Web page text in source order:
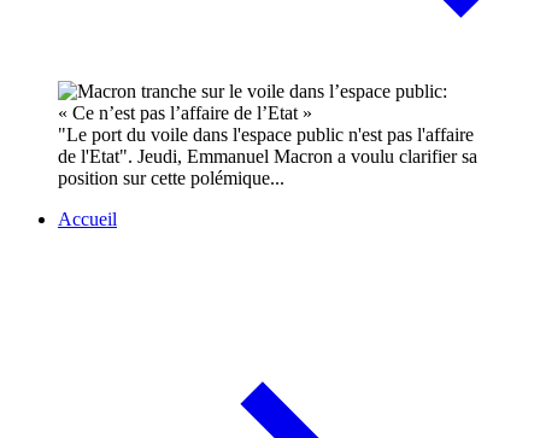
"Le port du voile dans l'espace public n'est pas l'affaire
de l'Etat". Jeudi, Emmanuel Macron a voulu clarifier sa
position sur cette polémique...
Accueil